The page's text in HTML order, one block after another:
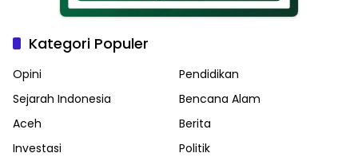
Kategori Populer
Opini
Pendidikan
Sejarah Indonesia
Bencana Alam
Aceh
Berita
Investasi
Politik